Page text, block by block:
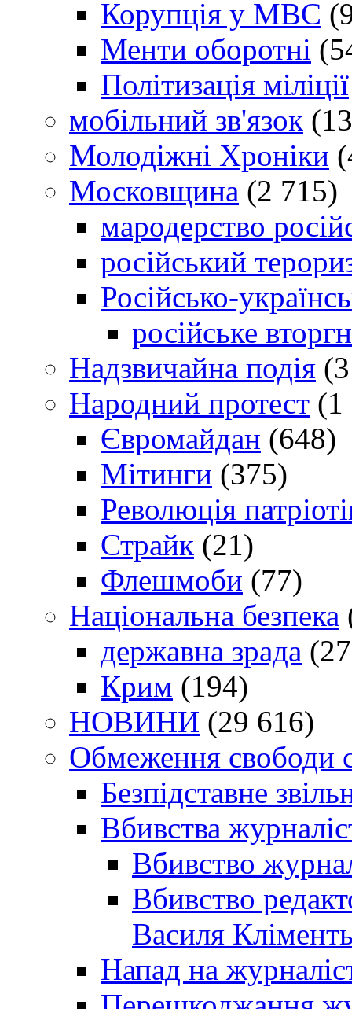
Корупція у МВС
Менти оборотні
Політизація міліції
мобільний зв'язок
Молодіжні Хроніки
Московщина (2 715)
мародерство
російський
Російсько-
російське
Надзвичайна подія
Народний протест (1
Євромайдан (648)
Мітинги (375)
Революція
Страйк (21)
Флешмоби (77)
Національна безпека
державна зрада
Крим (194)
НОВИНИ (29 616)
Обмеження свободи
Безпідставне
Вбивства
Вбивство
Вбивство
Василя
Напад на